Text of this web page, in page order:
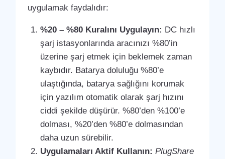
uygulamak faydalıdır:
%20 – %80 Kuralını Uygulayın: DC hızlı
şarj istasyonlarında aracınızı %80’in
üzerine şarj etmek için beklemek zaman
kaybıdır. Batarya doluluğu %80’e
ulaştığında, batarya sağlığını korumak
için yazılım otomatik olarak şarj hızını
ciddi şekilde düşürür. %80’den %100’e
dolması, %20’den %80’e dolmasından
daha uzun sürebilir.
Uygulamaları Aktif Kullanın: PlugShare